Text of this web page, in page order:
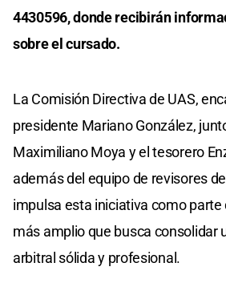
4430596, donde recibirán
sobre el cursado.
La Comisión Directiva de UAS,
presidente Mariano González,
Maximiliano Moya y el tesorero
además del equipo de revisores
impulsa esta iniciativa como parte
más amplio que busca consolidar
arbitral sólida y profesional.